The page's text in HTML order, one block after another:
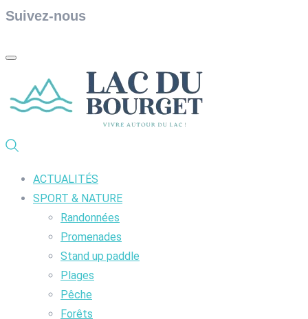
Suivez-nous
ACTUALITÉS
SPORT & NATURE
Randonnées
Promenades
Stand up paddle
Plages
Pêche
Forêts